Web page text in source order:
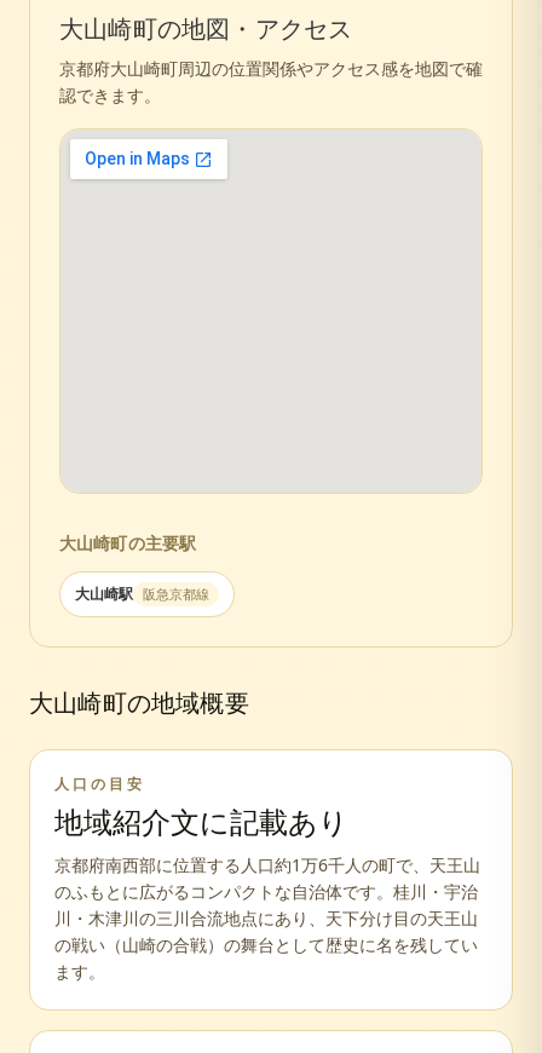
大山崎町の地図・アクセス
京都府大山崎町周辺の位置関係やアクセス感を地図で確
認できます。
大山崎町 の主要駅
大山崎駅 阪急京都線
大山崎町の地域概要
人口の目安
地域紹介文に記載あり
京都府南西部に位置する人口約1万6千人の町で、天王山
のふもとに広がるコンパクトな自治体です。桂川・宇治
川・木津川の三川合流地点にあり、天下分け目の天王山
の戦い（山崎の合戦）の舞台として歴史に名を残してい
ます。